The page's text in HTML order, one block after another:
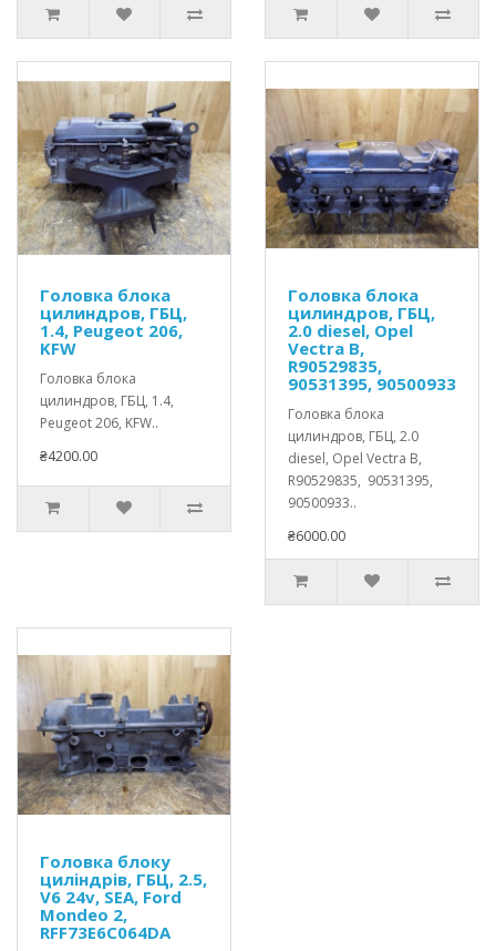
Головка блока
цилиндров, ГБЦ,
1.4, Peugeot 206,
KFW
Головка блока
цилиндров, ГБЦ, 1.4,
Peugeot 206, KFW..
₴4200.00
Головка блока
цилиндров, ГБЦ,
2.0 diesel, Opel
Vectra B,
R90529835,
90531395, 90500933
Головка блока
цилиндров, ГБЦ, 2.0
diesel, Opel Vectra B,
R90529835, 90531395,
90500933..
₴6000.00
Головка блоку
циліндрів, ГБЦ, 2.5,
V6 24v, SEA, Ford
Mondeo 2,
RFF73E6C064DA